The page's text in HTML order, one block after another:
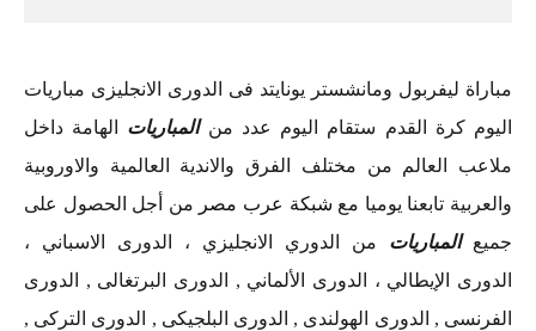
مباراة ليفربول ومانشستر يونايتد فى الدورى الانجليزى مباريات
اليوم كرة القدم ستقام اليوم عدد منالمباريات الهامة داخل
ملاعب العالم من مختلف الفرق والاندية العالمية والاوروبية
والعربية تابعنا يوميا مع شبكة عرب مصر من أجل الحصول على
جميعالمباريات من الدوري الانجليزي ، الدورى الاسباني ،
الدورى الإيطالي ، الدورى الألماني , الدورى البرتغالى , الدورى
الفرنسى , الدورى الهولندى , الدورى البلجيكى , الدورى التركى ,